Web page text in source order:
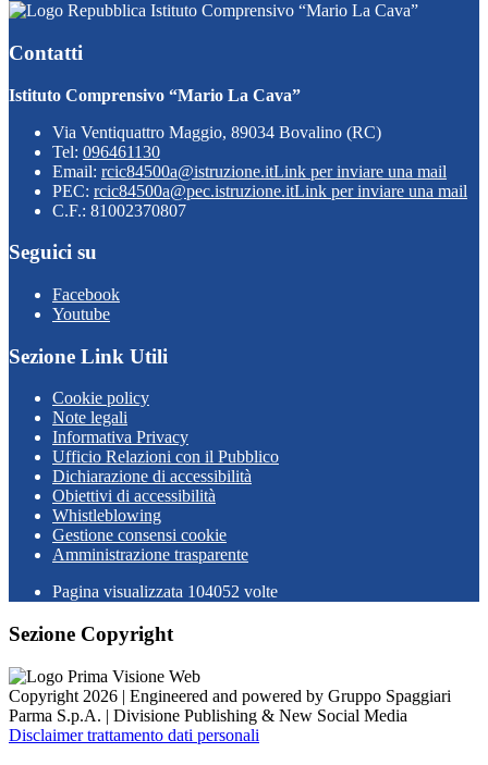
Istituto Comprensivo “Mario La Cava”
Contatti
Istituto Comprensivo “Mario La Cava”
Via Ventiquattro Maggio, 89034 Bovalino (RC)
Tel: 096461130
Email: rcic84500a@istruzione.itLink per inviare una mail
PEC: rcic84500a@pec.istruzione.itLink per inviare una mail
C.F.: 81002370807
Seguici su
Facebook
Youtube
Sezione Link Utili
Cookie policy
Note legali
Informativa Privacy
Ufficio Relazioni con il Pubblico
Dichiarazione di accessibilità
Obiettivi di accessibilità
Whistleblowing
Gestione consensi cookie
Amministrazione trasparente
Pagina visualizzata 104052 volte
Sezione Copyright
Copyright 2026 | Engineered and powered by Gruppo Spaggiari
Parma S.p.A. | Divisione Publishing & New Social Media
Disclaimer trattamento dati personali